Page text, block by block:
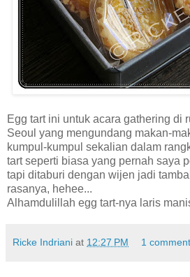
Egg tart ini untuk acara gathering di
Seoul yang mengundang makan-
kumpul-kumpul sekalian dalam
tart seperti biasa yang pernah saya
tapi ditaburi dengan wijen jadi
rasanya, hehee...
Alhamdulillah egg tart-nya laris
Ricke Indriani at 12:27 PM 1